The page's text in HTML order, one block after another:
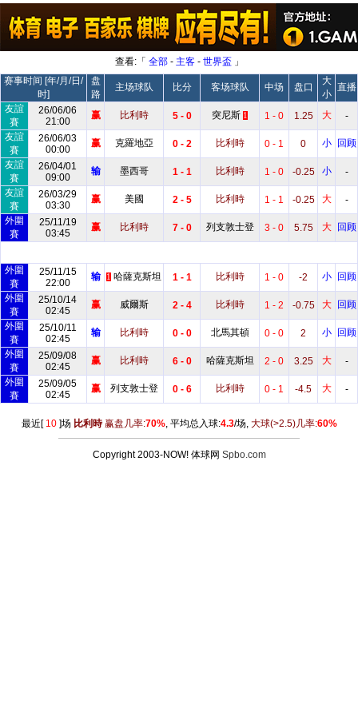
查看:「 全部- 主客- 世界盃 」
赛事时间 [年/月/日/
时]
盘
路
主场球队 比分 客场球队 中场 盘口
大
小
直播
友誼
賽
26/06/06
21:00
赢 比利時 5 - 0 突尼斯 1 1 - 0 1.25 大
-
友誼
賽
26/06/03
00:00
赢 克羅地亞 0 - 2 比利時 0 - 1 0 小
回顾
友誼
賽
26/04/01
09:00
输 墨西哥 1 - 1 比利時 1 - 0 -0.25 小
-
友誼
賽
26/03/29
03:30
赢 美國 2 - 5 比利時 1 - 1 -0.25 大
-
外圍
賽
25/11/19
03:45
赢 比利時 7 - 0 列支敦士登 3 - 0 5.75 大 回顾
外圍
賽
25/11/15
22:00
输 1 哈薩克斯坦 1 - 1 比利時 1 - 0 -2 小
回顾
外圍
賽
25/10/14
02:45
赢 威爾斯 2 - 4 比利時 1 - 2 -0.75 大
回顾
外圍
賽
25/10/11
02:45
输 比利時 0 - 0 北馬其頓 0 - 0 2 小
回顾
外圍
賽
25/09/08
02:45
赢 比利時 6 - 0 哈薩克斯坦 2 - 0 3.25 大
-
外圍
賽
25/09/05
02:45
赢 列支敦士登 0 - 6 比利時 0 - 1 -4.5 大 -
最近[ 10]场 比利時赢盘几率:70%, 平均总入球:4.3/场, 大球(>2.5)几率:60%
Copyright 2003-NOW! 体球网 Spbo.com